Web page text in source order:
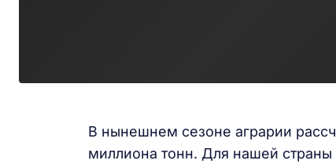
В нынешнем сезоне аграрии
миллиона тонн. Для нашей страны